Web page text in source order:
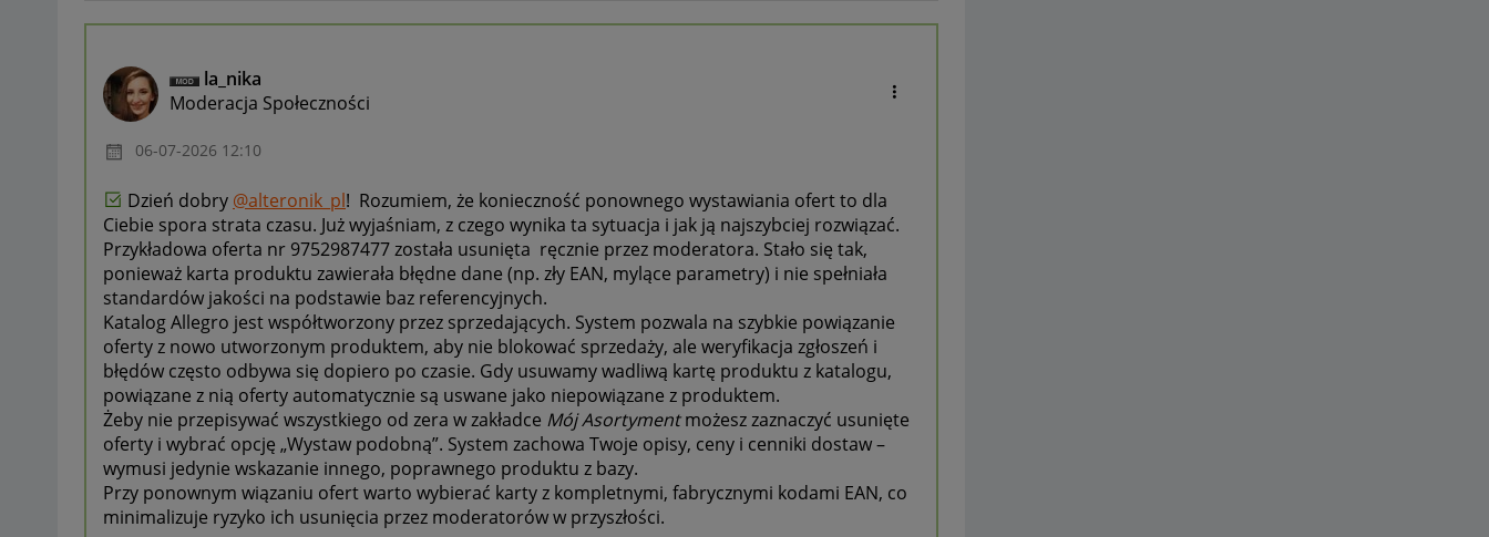
la_nika
Moderacja Społeczności
‎06-07-2026 12:10
Dzień dobry @alteronik_pl! Rozumiem, że konieczność ponownego wystawiania ofert to dla
Ciebie spora strata czasu. Już wyjaśniam, z czego wynika ta sytuacja i jak ją najszybciej rozwiązać.
Przykładowa oferta nr 9752987477 została usunięta ręcznie przez moderatora. Stało się tak,
ponieważ karta produktu zawierała błędne dane (np. zły EAN, mylące parametry) i nie spełniała
standardów jakości na podstawie baz referencyjnych.
Katalog Allegro jest współtworzony przez sprzedających. System pozwala na szybkie powiązanie
oferty z nowo utworzonym produktem, aby nie blokować sprzedaży, ale weryfikacja zgłoszeń i
błędów często odbywa się dopiero po czasie. Gdy usuwamy wadliwą kartę produktu z katalogu,
powiązane z nią oferty automatycznie są uswane jako niepowiązane z produktem.
Żeby nie przepisywać wszystkiego od zera w zakładce Mój Asortymentmożesz zaznaczyć usunięte
oferty i wybrać opcję „Wystaw podobną”. System zachowa Twoje opisy, ceny i cenniki dostaw –
wymusi jedynie wskazanie innego, poprawnego produktu z bazy.
Przy ponownym wiązaniu ofert warto wybierać karty z kompletnymi, fabrycznymi kodami EAN, co
minimalizuje ryzyko ich usunięcia przez moderatorów w przyszłości.